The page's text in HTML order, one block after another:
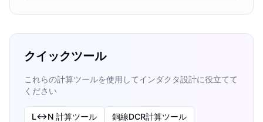
クイックツール
これらの計算ツールを使用してインダクタ設計に役立てて
ください
L↔N 計算ツール 銅線DCR計算ツール